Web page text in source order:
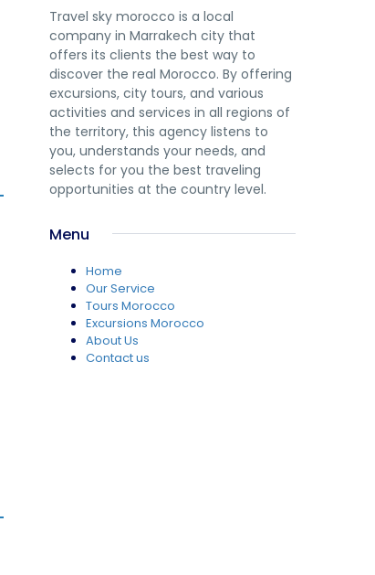
Travel sky morocco is a local
company in Marrakech city that
offers its clients the best way to
discover the real Morocco. By offering
excursions, city tours, and various
activities and services in all regions of
the territory, this agency listens to
you, understands your needs, and
selects for you the best traveling
opportunities at the country level.
Menu
Home
Our Service
Tours Morocco
Excursions Morocco
About Us
Contact us